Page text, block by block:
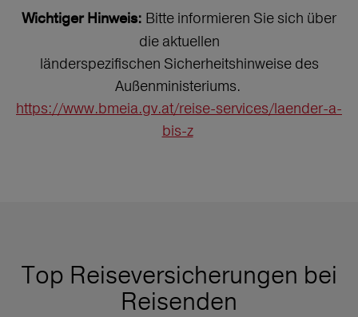
Wichtiger Hinweis: Bitte informieren Sie sich über
die aktuellen
länderspezifischen Sicherheitshinweise des
Außenministeriums.
https://www.bmeia.gv.at/reise-services/laender-a-
bis-z
Top Reiseversicherungen bei
Reisenden